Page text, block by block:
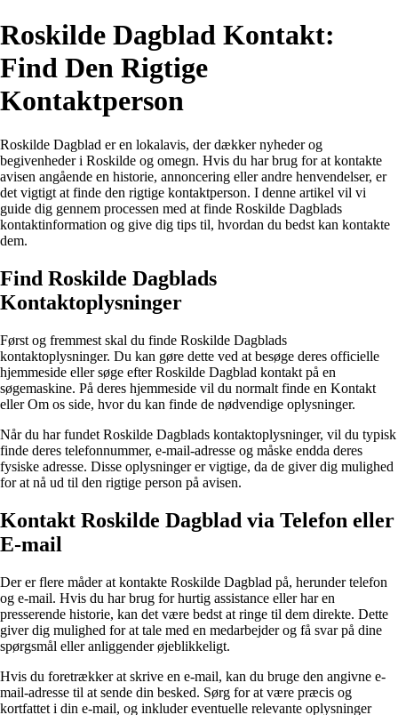
Roskilde Dagblad Kontakt:
Find Den Rigtige
Kontaktperson
Roskilde Dagblad er en lokalavis, der dækker nyheder og
begivenheder i Roskilde og omegn. Hvis du har brug for at kontakte
avisen angående en historie, annoncering eller andre henvendelser, er
det vigtigt at finde den rigtige kontaktperson. I denne artikel vil vi
guide dig gennem processen med at finde Roskilde Dagblads
kontaktinformation og give dig tips til, hvordan du bedst kan kontakte
dem.
Find Roskilde Dagblads
Kontaktoplysninger
Først og fremmest skal du finde Roskilde Dagblads
kontaktoplysninger. Du kan gøre dette ved at besøge deres officielle
hjemmeside eller søge efter Roskilde Dagblad kontakt på en
søgemaskine. På deres hjemmeside vil du normalt finde en Kontakt
eller Om os side, hvor du kan finde de nødvendige oplysninger.
Når du har fundet Roskilde Dagblads kontaktoplysninger, vil du typisk
finde deres telefonnummer, e-mail-adresse og måske endda deres
fysiske adresse. Disse oplysninger er vigtige, da de giver dig mulighed
for at nå ud til den rigtige person på avisen.
Kontakt Roskilde Dagblad via Telefon eller
E-mail
Der er flere måder at kontakte Roskilde Dagblad på, herunder telefon
og e-mail. Hvis du har brug for hurtig assistance eller har en
presserende historie, kan det være bedst at ringe til dem direkte. Dette
giver dig mulighed for at tale med en medarbejder og få svar på dine
spørgsmål eller anliggender øjeblikkeligt.
Hvis du foretrækker at skrive en e-mail, kan du bruge den angivne e-
mail-adresse til at sende din besked. Sørg for at være præcis og
kortfattet i din e-mail, og inkluder eventuelle relevante oplysninger